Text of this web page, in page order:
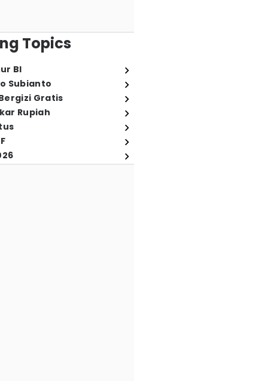
Topics
BI
Subianto
Gratis
Rupiah